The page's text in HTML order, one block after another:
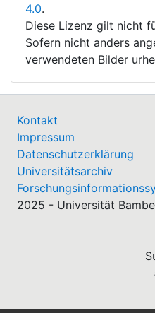
4.0.
Diese Lizenz gilt nicht
Sofern nicht anders
verwendeten Bilder
Kontakt
Impressum
Datenschutzerklärung
Universitätsarchiv
2025 - Universität